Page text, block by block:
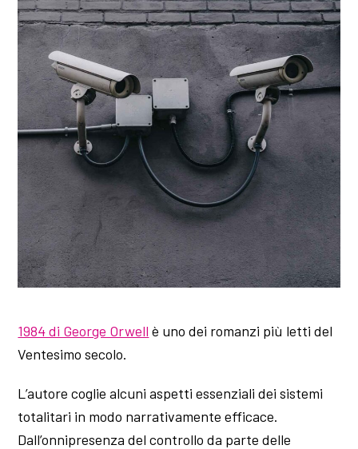
1984 di George Orwell è uno dei romanzi più letti del
Ventesimo secolo.
L’autore coglie alcuni aspetti essenziali dei sistemi
totalitari in modo narrativamente efficace.
Dall’onnipresenza del controllo da parte delle